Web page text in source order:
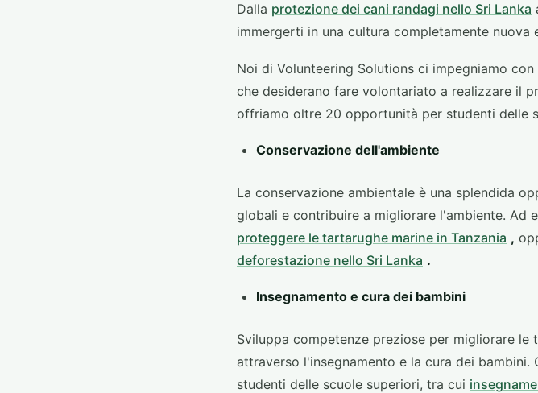
Dalla protezione dei cani randagi nello Sri Lanka
immergerti in una cultura completamente
Noi di Volunteering Solutions ci impegniamo
che desiderano fare volontariato a realizzare il
offriamo oltre 20 opportunità per studenti delle
Conservazione dell'ambiente
La conservazione ambientale è una splendida
globali e contribuire a migliorare l'ambiente. Ad
proteggere le tartarughe marine in Tanzania ,
deforestazione nello Sri Lanka .
Insegnamento e cura dei bambini
Sviluppa competenze preziose per migliorare
attraverso l'insegnamento e la cura dei
studenti delle scuole superiori, tra cui